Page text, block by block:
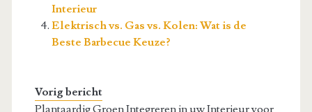
Interieur
Elektrisch vs. Gas vs. Kolen: Wat is de
Beste Barbecue Keuze?
Vorig bericht
Plantaardig Groen Integreren in uw Interieur voor